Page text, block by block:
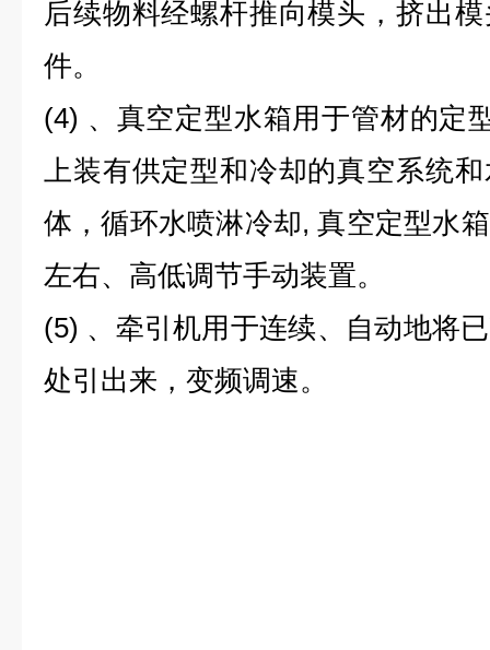
后续物料经螺杆推向模头，挤出
件。
(4) 、真空定型水箱用于管材的定
上装有供定型和冷却的真空系统
体 ，循环水喷淋冷却, 真空定型水
左右、高低调节手动装置。
(5) 、 牵引机用于连续、自动地将
处引出来，变频调速。